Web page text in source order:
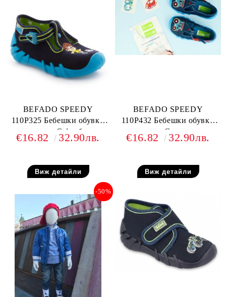
BEFADO SPEEDY
110P325 Бебешки обувки
от текстил, С футболист
€16.82 32.90лв.
Виж детайли
BEFADO SPEEDY
110P432 Бебешки обувки
от текстил, С камиончета
€16.82 32.90лв.
Виж детайли
-50%